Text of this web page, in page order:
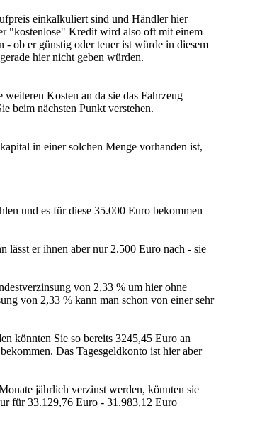
einkalkuliert sind und Händler hier
"kostenlose" Kredit wird also oft mit einem
- ob er günstig oder teuer ist würde in diesem
hier nicht geben würden.
Kosten an da sie das Fahrzeug
beim nächsten Punkt verstehen.
in einer solchen Menge vorhanden ist,
und es für diese 35.000 Euro bekommen
lässt er ihnen aber nur 2.500 Euro nach - sie
von 2,33 % um hier ohne
von 2,33 % kann man schon von einer sehr
könnten Sie so bereits 3245,45 Euro an
Das Tagesgeldkonto ist hier aber
jährlich verzinst werden, könnten sie
für 33.129,76 Euro - 31.983,12 Euro